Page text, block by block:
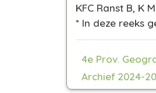
KFC Ranst B, K
* In deze reeks
4e Prov.
Archief 2024-